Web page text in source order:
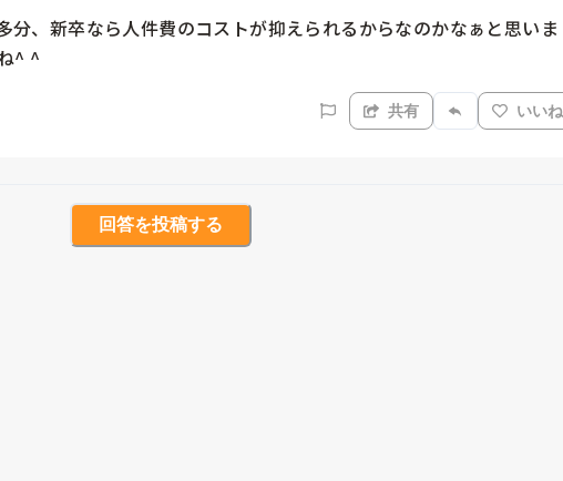
分、新卒なら人件費のコストが抑えられるからなのかなぁと思いま
^ ^
共有 いいね
回答を投稿する